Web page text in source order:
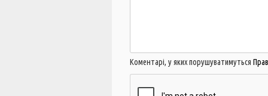
Коментарі, у яких порушуватимуться